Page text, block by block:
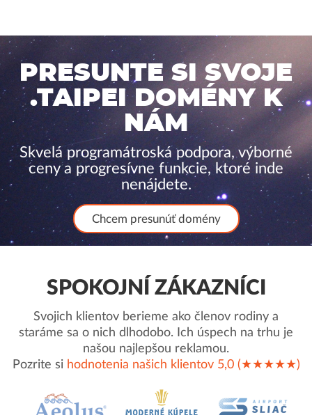
PRESUNTE SI SVOJE
.TAIPEI DOMÉNY K
NÁM
Skvelá programátroská podpora, výborné
ceny a progresívne funkcie, ktoré inde
nenájdete.
Chcem presunúť domény
SPOKOJNÍ ZÁKAZNÍCI
Svojich klientov berieme ako členov rodiny a
staráme sa o nich dlhodobo. Ich úspech na trhu je
našou najlepšou reklamou.
Pozrite si hodnotenia našich klientov 5,0 (★★★★★)